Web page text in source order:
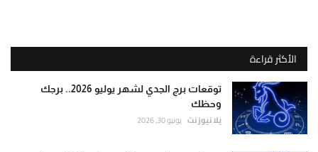
الأكثر قراءة
توقعات برج الجدي لشهر يوليو 2026.. برجك
وحظك
يلا نيوز نت يونيو 30, 2026